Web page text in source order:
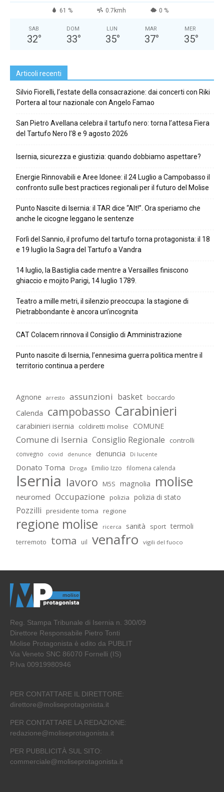
61 % 0.7kmh 0 %
SAB
32°
DOM
33°
LUN
35°
MAR
37°
MER
35°
Articoli recenti
Silvio Fiorelli, l’estate della consacrazione: dai concerti con Riki
Portera al tour nazionale con Angelo Famao
San Pietro Avellana celebra il tartufo nero: torna l’attesa Fiera
del Tartufo Nero l’8 e 9 agosto 2026
Isernia, sicurezza e giustizia: quando dobbiamo aspettare?
Energie Rinnovabili e Aree Idonee: il 24 Luglio a Campobasso il
confronto sulle best practices regionali per il futuro del Molise
Punto Nascite di Isernia: il TAR dice “Alt!”. Ora speriamo che
anche le cicogne leggano le sentenze
Forlì del Sannio, il profumo del tartufo torna protagonista: il 18
e 19 luglio la Sagra del Tartufo a Vandra
14 luglio, la Bastiglia cade mentre a Versailles finiscono
ghiaccio e mojito Parigi, 14 luglio 1789.
Teatro a mille metri, il silenzio preoccupa: la stagione di
Pietrabbondante è ancora un’incognita
CAT Colacem rinnova il Consiglio di Amministrazione
Punto nascite di Isernia, l’ennesima guerra politica mentre il
territorio continua a perdere
Agnone arresto assunzioni basket boccardo
Calenda campobasso Carabinieri
carabinieri isernia coldiretti molise COMUNE
Comune di Isernia Consiglio Regionale controlli
convegno covid denunce denuncia Di lucente
Donato Toma Droga Emilio Izzo filomena calenda
Isernia lavoro M5S magnolia molise
neuromed Occupazione polizia polizia di stato
Pozzilli presidente toma regione
regione molise ricerca sanità sport termoli
terremoto toma uil venafro vigili del fuoco
Reg. Stampa Tribunale di Isernia n. 300/09
Direttore Responsabile Pietro Tonti
Molise Protagonista è edito da PUBLIT
Via Veneto SNC 86070 Fornelli (IS)
P.Iva 00919980946
PER CONTATTARE IL DIRETTORE:
direttore@moliseprotagonista.it
PER CONTATTARE LA REDAZIONE:
redazione@moliseprotagonista.it
PER PUBBLICITÀ SUL SITO:
commerciale@moliseprotagonista.it